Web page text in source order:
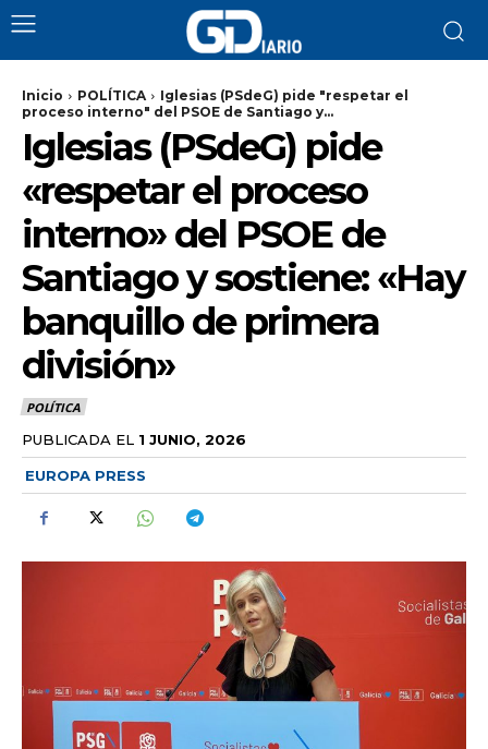
Inicio POLÍTICA
Iglesias (PSdeG) pide "respetar el
proceso interno" del PSOE de Santiago y...
Iglesias (PSdeG) pide
«respetar el proceso
interno» del PSOE de
Santiago y sostiene: «Hay
banquillo de primera
división»
POLÍTICA
PUBLICADA EL 1 JUNIO, 2026
EUROPA PRESS